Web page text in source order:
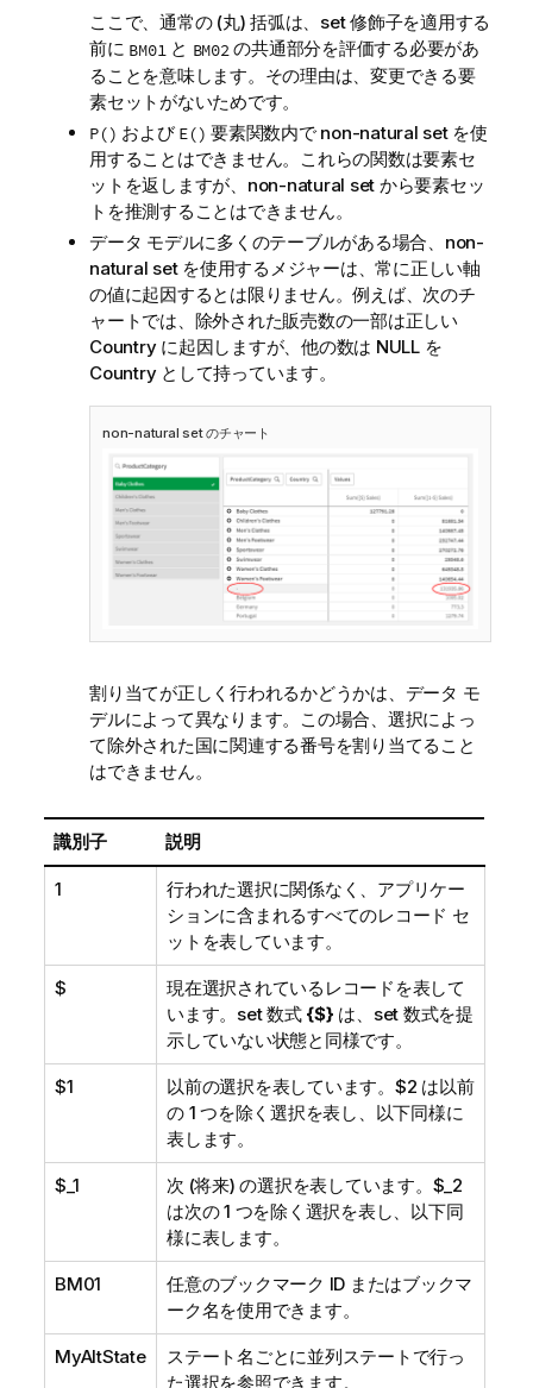
ここで、通常の (丸) 括弧は、set 修飾子を適用する
前に BM01 と BM02の共通部分を評価する必要があ
ることを意味します。その理由は、変更できる要
素セットがないためです。
P() およびE() 要素関数内で non-natural set を使
用することはできません。これらの関数は要素セ
ットを返しますが、non-natural set から要素セッ
トを推測することはできません。
データ モデルに多くのテーブルがある場合、non-
natural set を使用するメジャーは、常に正しい軸
の値に起因するとは限りません。例えば、次のチ
ャートでは、除外された販売数の一部は正しい
Countryに起因しますが、他の数は NULLを
Countryとして持っています。
non-natural set のチャート
割り当てが正しく行われるかどうかは、データ モ
デルによって異なります。この場合、選択によっ
て除外された国に関連する番号を割り当てること
はできません。
識別子 説明
1
行われた選択に関係なく、アプリケー
ションに含まれるすべてのレコード セ
ットを表しています。
$
現在選択されているレコードを表して
います。set 数式 {$} は、set 数式を提
示していない状態と同様です。
$1 以前の選択を表しています。 $2 は以前
の 1 つを除く選択を表し、以下同様に
表します。
$_1 次 (将来) の選択を表しています。 $_2
は次の 1 つを除く選択を表し、以下同
様に表します。
BM01
任意のブックマーク ID またはブックマ
ーク名を使用できます。
MyAltState
ステート名ごとに並列ステートで行っ
た選択を参照できます。